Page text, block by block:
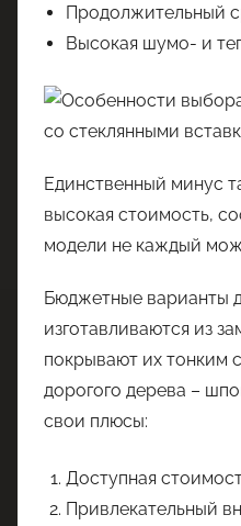
Продолжительный
Высокая шумо- и
Единственный минус
высокая стоимость,
модели не каждый
Бюджетные варианты
изготавливаются из
покрывают их тонким
дорогого дерева –
свои плюсы:
Доступная
Привлекательный